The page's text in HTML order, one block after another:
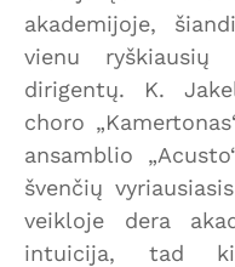
akademijoje,
vienu
dirigentų. K.
choro
ansamblio
švenčių
veikloje dera
intuicija, tad